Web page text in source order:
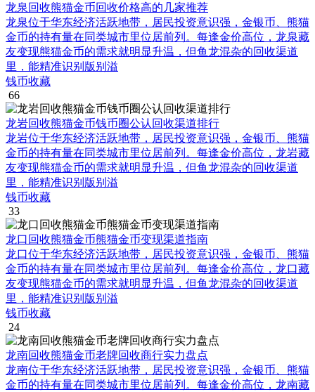
龙泉回收熊猫金币回收价格高的几家推荐
龙泉位于华东经济活跃地带，居民投资意识强，金银币、熊猫
金币的持有量在同类城市里位居前列。每逢金价高位，龙泉藏
友变现熊猫金币的需求就明显升温，但鱼龙混杂的回收渠道
里，能精准识别版别溢
钱币收藏
66
龙岩回收熊猫金币钱币圈公认回收渠道排行
龙岩位于华东经济活跃地带，居民投资意识强，金银币、熊猫
金币的持有量在同类城市里位居前列。每逢金价高位，龙岩藏
友变现熊猫金币的需求就明显升温，但鱼龙混杂的回收渠道
里，能精准识别版别溢
钱币收藏
33
龙口回收熊猫金币熊猫金币变现渠道指南
龙口位于华东经济活跃地带，居民投资意识强，金银币、熊猫
金币的持有量在同类城市里位居前列。每逢金价高位，龙口藏
友变现熊猫金币的需求就明显升温，但鱼龙混杂的回收渠道
里，能精准识别版别溢
钱币收藏
24
龙南回收熊猫金币老牌回收商行实力盘点
龙南位于华东经济活跃地带，居民投资意识强，金银币、熊猫
金币的持有量在同类城市里位居前列。每逢金价高位，龙南藏